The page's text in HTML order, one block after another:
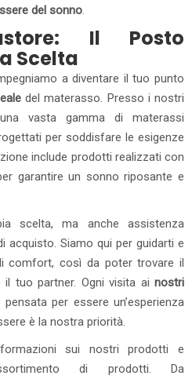
del sonno
Il Posto
Scelta
a diventare il tuo punto
del materasso. Presso i nostri
vasta gamma di materassi
per soddisfare le esigenze
include prodotti realizzati con
garantire un sonno riposante e
scelta, ma anche assistenza
acquisto. Siamo qui per guidarti e
comfort, così da poter trovare il
tuo partner. Ogni visita ai nostri
per essere un’esperienza
è la nostra priorità.
sui nostri prodotti e
di prodotti. Da